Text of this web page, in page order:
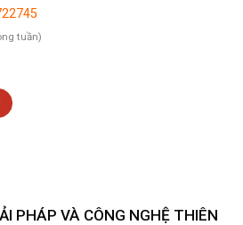
tuần)
PHÁP VÀ CÔNG NGHỆ THIÊN